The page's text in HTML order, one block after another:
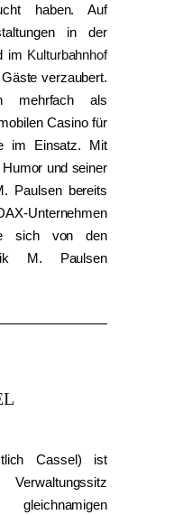
haben. Auf
in der
im Kulturbahnhof
verzaubert.
mehrfach als
Casino für
im Einsatz. Mit
und seiner
Paulsen bereits
Unternehmen
sich von den
M. Paulsen
Cassel) ist